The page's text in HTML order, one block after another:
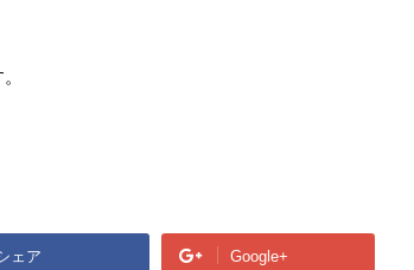
ェア Google+